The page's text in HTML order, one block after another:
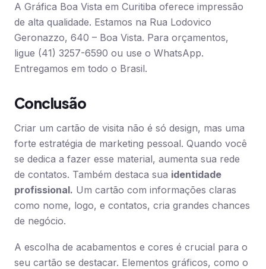
A Gráfica Boa Vista em Curitiba oferece impressão
de alta qualidade. Estamos na Rua Lodovico
Geronazzo, 640 – Boa Vista. Para orçamentos,
ligue (41) 3257-6590 ou use o WhatsApp.
Entregamos em todo o Brasil.
Conclusão
Criar um cartão de visita não é só design, mas uma
forte estratégia de marketing pessoal. Quando você
se dedica a fazer esse material, aumenta sua rede
de contatos. Também destaca sua identidade
profissional. Um cartão com informações claras
como nome, logo, e contatos, cria grandes chances
de negócio.
A escolha de acabamentos e cores é crucial para o
seu cartão se destacar. Elementos gráficos, como o